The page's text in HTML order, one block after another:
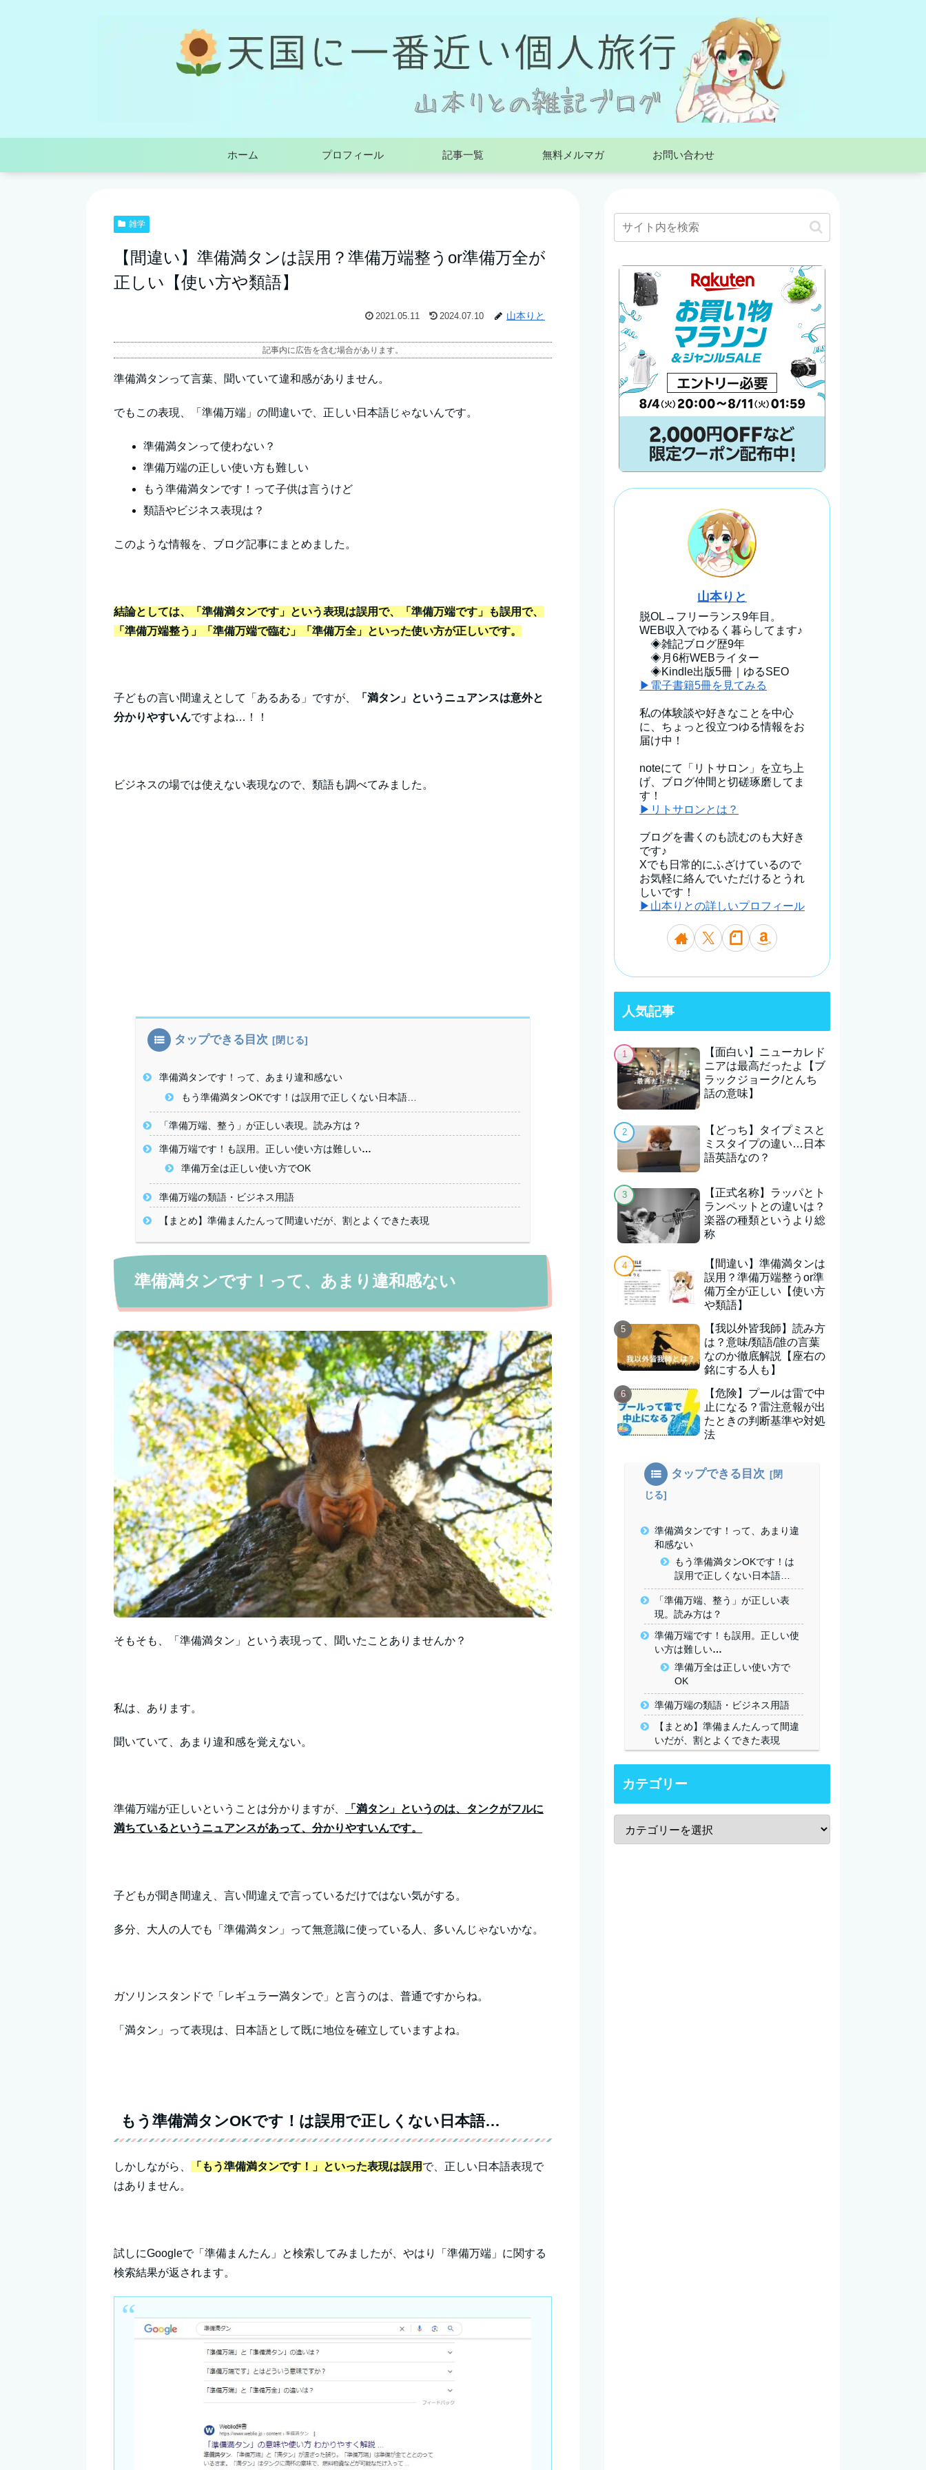
ホーム プロフィール 記事一覧 無料メルマガ お問い合わせ
雑学
【間違い】準備満タンは誤用？準備万端整うor準備万全が
正しい【使い方や類語】
2021.05.11 2024.07.10 山本りと
記事内に広告を含む場合があります。
準備満タンって言葉、聞いていて違和感がありません。
でもこの表現、「準備万端」の間違いで、正しい日本語じゃないんです。
準備満タンって使わない？
準備万端の正しい使い方も難しい
もう準備満タンです！って子供は言うけど
類語やビジネス表現は？
このような情報を、ブログ記事にまとめました。
結論としては、「準備満タンです」という表現は誤用で、「準備万端です」も誤用で、
「準備万端整う」「準備万端で臨む」「準備万全」といった使い方が正しいです。
子どもの言い間違えとして「あるある」ですが、
「満タン」というニュアンスは意外と
分かりやすいんですよね…！！
ビジネスの場では使えない表現なので、類語も調べてみました。
タップできる目次
準備満タンです！って、あまり違和感ない
もう準備満タンOKです！は誤用で正しくない日本語…
「準備万端、整う」が正しい表現。読み方は？
準備万端です！も誤用。正しい使い方は難しい…
準備万全は正しい使い方でOK
準備万端の類語・ビジネス用語
【まとめ】準備まんたんって間違いだが、割とよくできた表現
準備満タンです！って、あまり違和感ない
そもそも、「準備満タン」という表現って、聞いたことありませんか？
私は、あります。
聞いていて、あまり違和感を覚えない。
準備万端が正しいということは分かりますが、
「満タン」というのは、タンクがフルに
満ちているというニュアンスがあって、分かりやすいんです。
子どもが聞き間違え、言い間違えで言っているだけではない気がする。
多分、大人の人でも「準備満タン」って無意識に使っている人、多いんじゃないかな。
ガソリンスタンドで「レギュラー満タンで」と言うのは、普通ですからね。
「満タン」って表現は、日本語として既に地位を確立していますよね。
もう準備満タンOKです！は誤用で正しくない日本語…
しかしながら、 「もう準備満タンです！」といった表現は誤用 で、正しい日本語表現で
はありません。
試しにGoogleで「準備まんたん」と検索してみましたが、やはり「準備万端」に関する
検索結果が返されます。
山本りと
脱OL→フリーランス9年目。
WEB収入でゆるく暮らしてます♪
◈雑記ブログ歴9年
◈月6桁WEBライター
◈Kindle出版5冊｜ゆるSEO
▶電子書籍5冊を見てみる
私の体験談や好きなことを中心
に、ちょっと役立つゆる情報をお
届け中！
noteにて「リトサロン」を立ち上
げ、ブログ仲間と切磋琢磨してま
す！
▶リトサロンとは？
ブログを書くのも読むのも大好き
です♪
Xでも日常的にふざけているので
お気軽に絡んでいただけるとうれ
しいです！
▶山本りとの詳しいプロフィール
人気記事
【面白い】ニューカレド
ニアは最高だったよ【ブ
ラックジョーク/とんち
話の意味】
【どっち】タイプミスと
ミスタイプの違い…日本
語英語なの？
【正式名称】ラッパとト
ランペットとの違いは？
楽器の種類というより総
称
【間違い】準備満タンは
誤用？準備万端整うor準
備万全が正しい【使い方
や類語】
【我以外皆我師】読み方
は？意味/類語/誰の言葉
なのか徹底解説【座右の
銘にする人も】
【危険】プールは雷で中
止になる？雷注意報が出
たときの判断基準や対処
法
タップできる目次
準備満タンです！って、あまり違
和感ない
もう準備満タンOKです！は
誤用で正しくない日本語…
「準備万端、整う」が正しい表
現。読み方は？
準備万端です！も誤用。正しい使
い方は難しい…
準備万全は正しい使い方で
OK
準備万端の類語・ビジネス用語
【まとめ】準備まんたんって間違
いだが、割とよくできた表現
カテゴリー